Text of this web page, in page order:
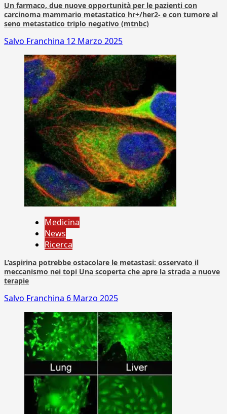
Un farmaco, due nuove opportunità per le pazienti con
carcinoma mammario metastatico hr+/her2- e con tumore al
seno metastatico triplo negativo (mtnbc)
Salvo Franchina 12 Marzo 2025
Medicina
News
Ricerca
L’aspirina potrebbe ostacolare le metastasi: osservato il
meccanismo nei topi Una scoperta che apre la strada a nuove
terapie
Salvo Franchina 6 Marzo 2025